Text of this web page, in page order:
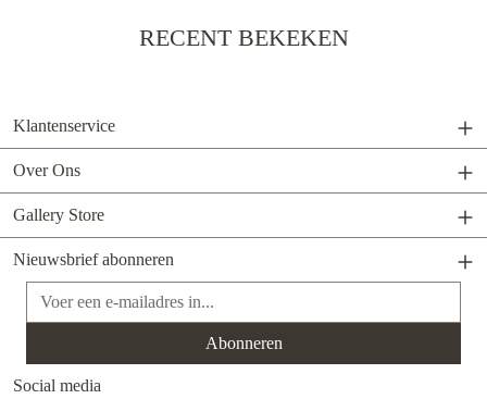
RECENT BEKEKEN
Klantenservice
Over Ons
Gallery Store
Nieuwsbrief abonneren
E-mailadres*
Abonneren
Social media